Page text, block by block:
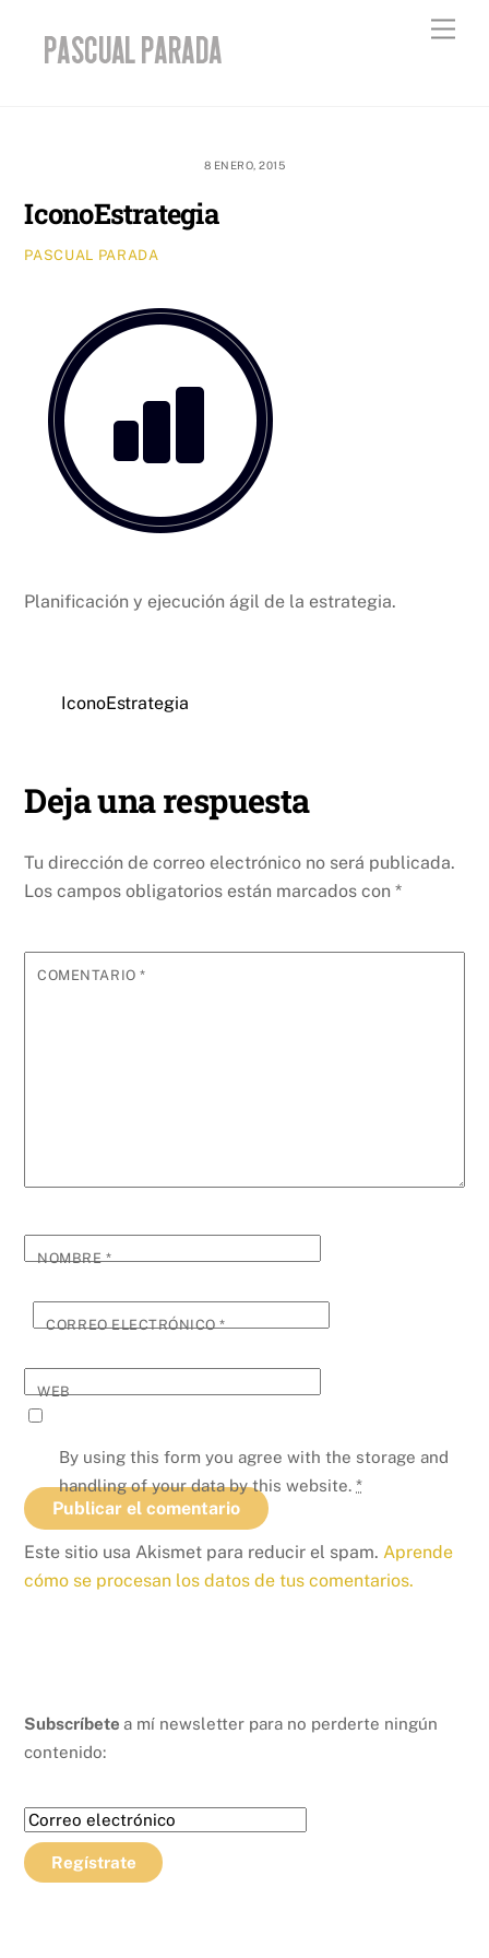
content
8 ENERO, 2015
IconoEstrategia
PASCUAL PARADA
Planificación y ejecución ágil de la estrategia.
IconoEstrategia
Deja una respuesta
Tu dirección de correo electrónico no será publicada.
Los campos obligatorios están marcados con*
COMENTARIO*
NOMBRE*
CORREO ELECTRÓNICO*
WEB
By using this form you agree with the storage and
handling of your data by this website.*
Este sitio usa Akismet para reducir el spam.Aprende
cómo se procesan los datos de tus comentarios.
Subscríbete a mí newsletter para no perderte ningún
contenido: